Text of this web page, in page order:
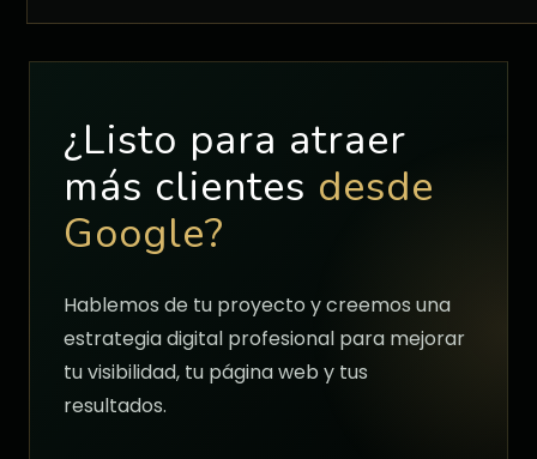
¿Listo para atraer
más clientes desde
Google?
Hablemos de tu proyecto y creemos una
estrategia digital profesional para mejorar
tu visibilidad, tu página web y tus
resultados.